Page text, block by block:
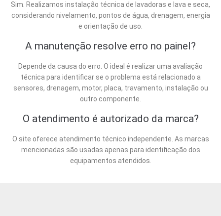
Sim. Realizamos instalação técnica de lavadoras e lava e seca,
considerando nivelamento, pontos de água, drenagem, energia
e orientação de uso.
A manutenção resolve erro no painel?
Depende da causa do erro. O ideal é realizar uma avaliação
técnica para identificar se o problema está relacionado a
sensores, drenagem, motor, placa, travamento, instalação ou
outro componente.
O atendimento é autorizado da marca?
O site oferece atendimento técnico independente. As marcas
mencionadas são usadas apenas para identificação dos
equipamentos atendidos.